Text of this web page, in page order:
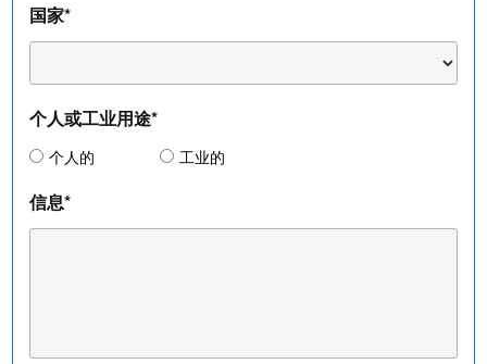
国家*
个人或工业用途*
个人的 工业的
信息*